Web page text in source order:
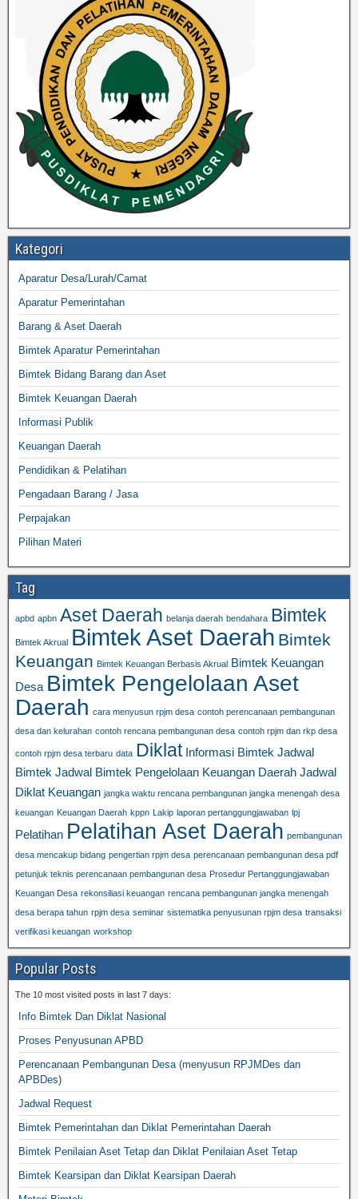
Kategori
Aparatur Desa/Lurah/Camat
Aparatur Pemerintahan
Barang & Aset Daerah
Bimtek Aparatur Pemerintahan
Bimtek Bidang Barang dan Aset
Bimtek Keuangan Daerah
Informasi Publik
Keuangan Daerah
Pendidikan & Pelatihan
Pengadaan Barang / Jasa
Perpajakan
Pilihan Materi
Tag
apbd apbn Aset Daerah belanja daerah bendahara Bimtek
Bimtek Akrual Bimtek Aset Daerah Bimtek
Keuangan Bimtek Keuangan Berbasis Akrual Bimtek Keuangan
Desa Bimtek Pengelolaan Aset
Daerah cara menyusun rpjm desa contoh perencanaan pembangunan
desa dan kelurahan contoh rencana pembangunan desa contoh rpjm dan rkp desa
contoh rpjm desa terbaru data Diklat Informasi Bimtek Jadwal
Bimtek Jadwal Bimtek Pengelolaan Keuangan Daerah Jadwal
Diklat Keuangan jangka waktu rencana pembangunan jangka menengah desa
keuangan Keuangan Daerah kppn Lakip laporan pertanggungjawaban lpj
Pelatihan Pelatihan Aset Daerah pembangunan
desa mencakup bidang pengertian rpjm desa perencanaan pembangunan desa pdf
petunjuk teknis perencanaan pembangunan desa Prosedur Pertanggungjawaban
Keuangan Desa rekonsiliasi keuangan rencana pembangunan jangka menengah
desa berapa tahun rpjm desa seminar sistematika penyusunan rpjm desa transaksi
verifikasi keuangan workshop
Popular Posts
The 10 most visited posts in last 7 days:
Info Bimtek Dan Diklat Nasional
Proses Penyusunan APBD
Perencanaan Pembangunan Desa (menyusun RPJMDes dan
APBDes)
Jadwal Request
Bimtek Pemerintahan dan Diklat Pemerintahan Daerah
Bimtek Penilaian Aset Tetap dan Diklat Penilaian Aset Tetap
Bimtek Kearsipan dan Diklat Kearsipan Daerah